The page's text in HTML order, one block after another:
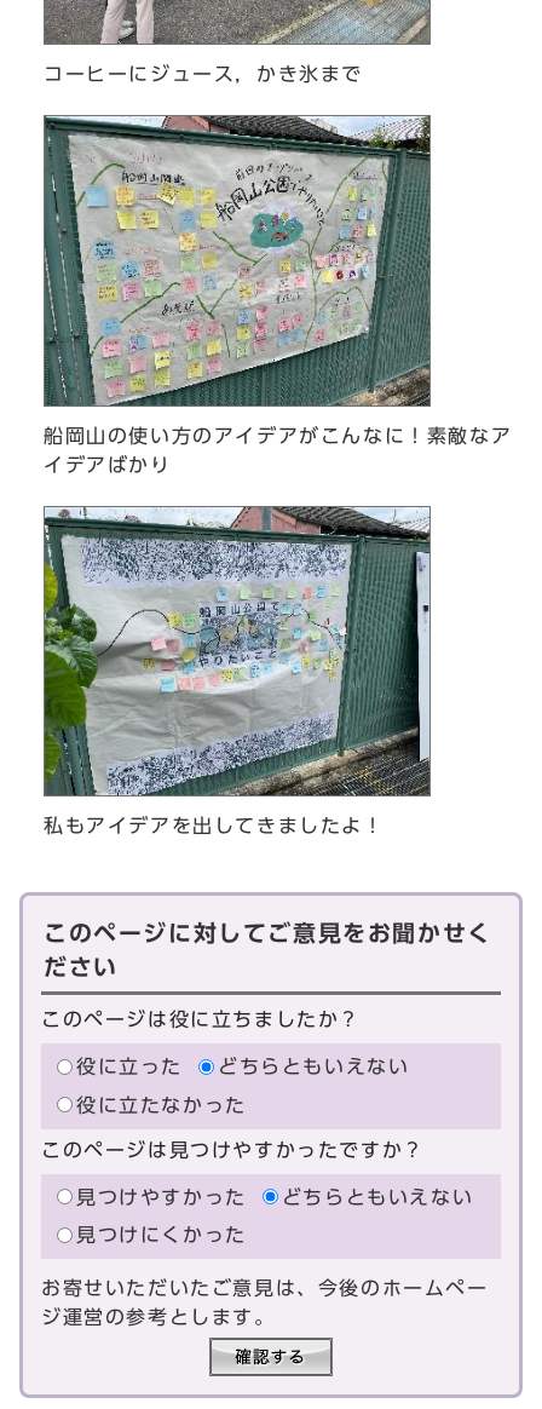
コーヒーにジュース，かき氷まで
船岡山の使い方のアイデアがこんなに！素敵なア
イデアばかり
私もアイデアを出してきましたよ！
このページに対してご意見をお聞かせく
ださい
このページは役に立ちましたか？
役に立った
どちらともいえない
役に立たなかった
このページは見つけやすかったですか？
見つけやすかった
どちらともいえない
見つけにくかった
お寄せいただいたご意見は、今後のホームペー
ジ運営の参考とします。